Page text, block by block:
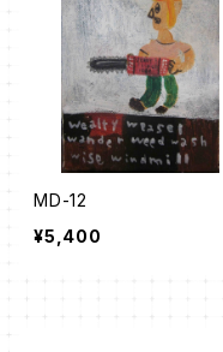
MD-12
¥5,400